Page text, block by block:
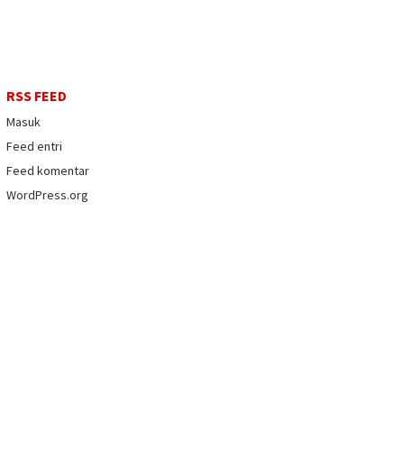
RSS FEED
Masuk
Feed entri
Feed komentar
WordPress.org